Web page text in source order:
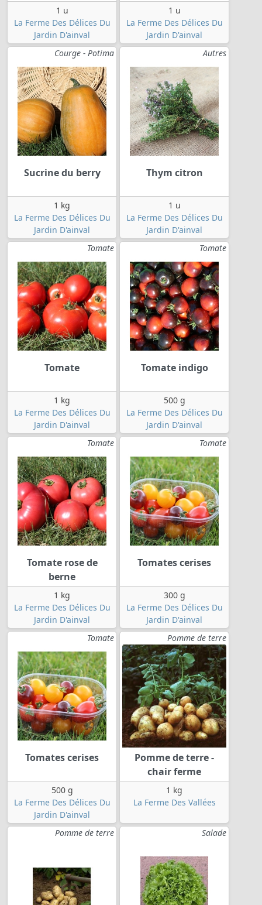
1 u
La Ferme Des Délices Du
Jardin D'ainval
1 u
La Ferme Des Délices Du
Jardin D'ainval
Courge - Potima
Sucrine du berry
1 kg
La Ferme Des Délices Du
Jardin D'ainval
Autres
Thym citron
1 u
La Ferme Des Délices Du
Jardin D'ainval
Tomate
Tomate
1 kg
La Ferme Des Délices Du
Jardin D'ainval
Tomate
Tomate indigo
500 g
La Ferme Des Délices Du
Jardin D'ainval
Tomate
Tomate rose de
berne
1 kg
La Ferme Des Délices Du
Jardin D'ainval
Tomate
Tomates cerises
300 g
La Ferme Des Délices Du
Jardin D'ainval
Tomate
Tomates cerises
500 g
La Ferme Des Délices Du
Jardin D'ainval
Pomme de terre
Pomme de terre -
chair ferme
1 kg
La Ferme Des Vallées
Pomme de terre Salade